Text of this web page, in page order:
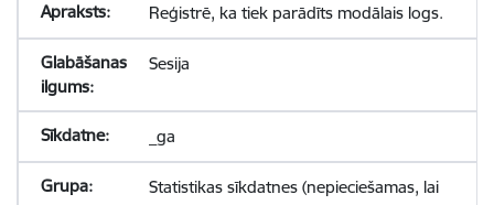
Reģistrē, ka tiek parādīts modālais logs.
Sesija
_ga
Statistikas sīkdatnes (nepieciešamas, lai